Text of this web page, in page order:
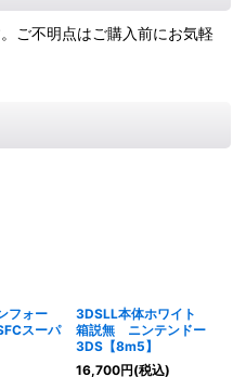
ご不明点はご購入前にお気軽
フォー
スーパ
3DSLL本体ホワイト
箱説無 ニンテンドー
3DS【8m5】
16,700円(税込)